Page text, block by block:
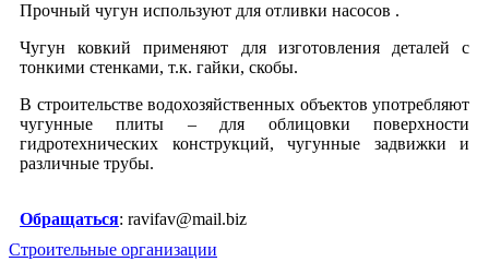
Прочный чугун используют для отливки насосов .
Чугун ковкий применяют для изготовления деталей с
тонкими стенками, т.к. гайки, скобы.
В строительстве водохозяйственных объектов употребляют
чугунные плиты – для облицовки поверхности
гидротехнических конструкций, чугунные задвижки и
различные трубы.
Обращаться: ravifav@mail.biz
Строительные организации